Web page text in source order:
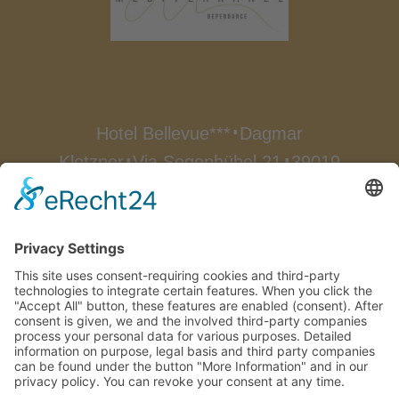
Hotel Bellevue*** ∎ Dagmar
Klotzner ∎ Via Segenbühel 21 ∎ 39019
Dorf Tirol
0473 923174
hotel.com
